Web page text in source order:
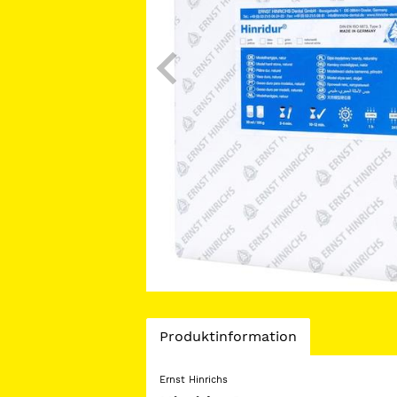
Current
Produktinformation
Ernst Hinrichs